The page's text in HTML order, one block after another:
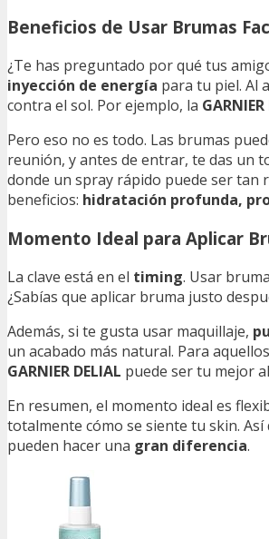
Beneficios de Usar Brumas
¿Te has preguntado por qué tus
inyección de energía para tu piel. Al
contra el sol. Por ejemplo, la
Pero eso no es todo. Las brumas
reunión, y antes de entrar, te das un
donde un spray rápido puede ser tan
beneficios: hidratación profunda,
Momento Ideal para Aplicar
La clave está en el timing. Usar
¿Sabías que aplicar bruma justo
Además, si te gusta usar maquillaje,
un acabado más natural. Para
GARNIER DELIAL puede ser tu mejor
En resumen, el momento ideal es
totalmente cómo se siente tu skin.
pueden hacer una gran diferencia.